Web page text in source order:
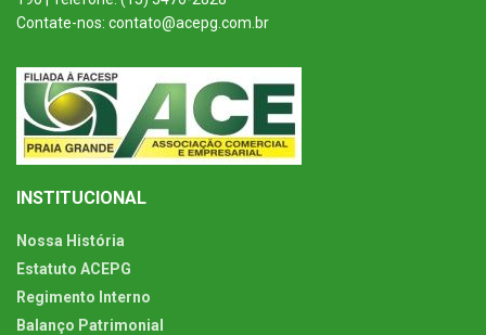
Contate-nos: contato@acepg.com.br
INSTITUCIONAL
Nossa História
Estatuto ACEPG
Regimento Interno
Balanço Patrimonial